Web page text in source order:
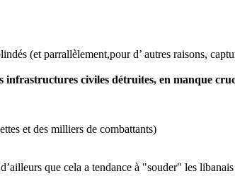
(et parrallèlement,pour d’ autres raisons,
civiles détruites, en manque
et des milliers de combattants)
que cela a tendance à "souder" les